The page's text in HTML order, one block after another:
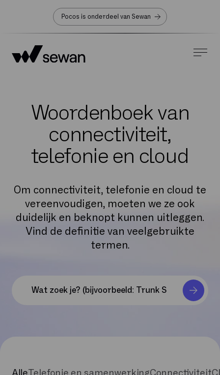
Pocos is onderdeel van Sewan
Woordenboek van
connectiviteit,
telefonie en cloud
Om connectiviteit, telefonie en cloud te
vereenvoudigen, moeten we ze ook
duidelijk en beknopt kunnen uitleggen.
Vind de definitie van veelgebruikte
termen.
AlleTelefonie en samenwerkingConnectiviteit